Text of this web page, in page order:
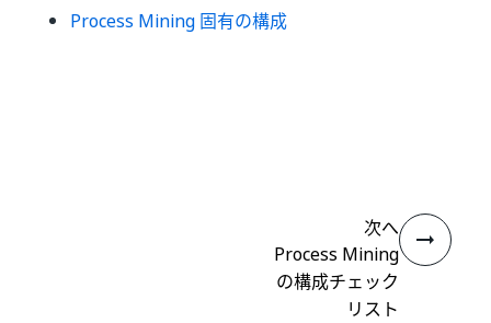
Process Mining 固有の構成
次へ
Process Mining
の構成チェック
リスト